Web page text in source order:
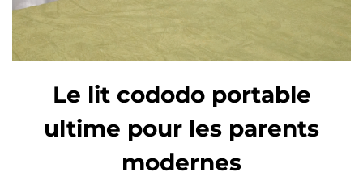
Le lit cododo portable
ultime pour les parents
modernes